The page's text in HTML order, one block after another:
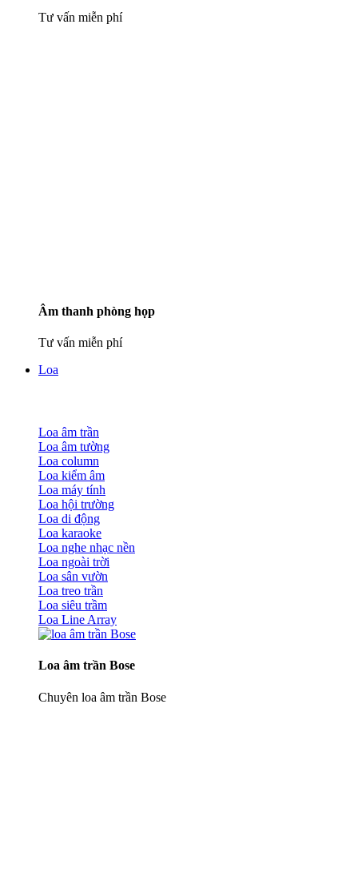
Tư vấn miễn phí
Âm thanh phòng họp
Tư vấn miễn phí
Loa
Loa âm trần
Loa âm tường
Loa column
Loa kiểm âm
Loa máy tính
Loa hội trường
Loa di động
Loa karaoke
Loa nghe nhạc nền
Loa ngoài trời
Loa sân vườn
Loa treo trần
Loa siêu trầm
Loa Line Array
Loa âm trần Bose
Chuyên loa âm trần Bose